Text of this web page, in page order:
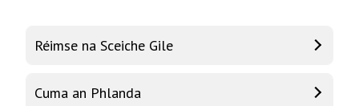
Réimse na Sceiche Gile
Cuma an Phlanda